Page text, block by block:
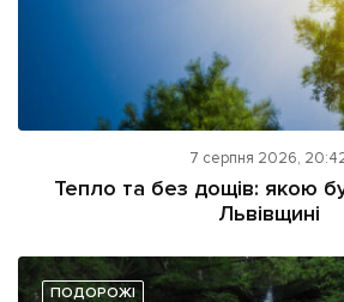
7 серпня 2026,
Тепло та без дощів: якою
Львівщині
ПОДОРОЖІ